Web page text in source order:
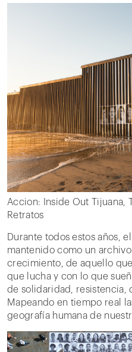
Accion: Inside Out Tijuana,
Retratos
Durante todos estos años,
mantenido como un
crecimiento, de aquello
que lucha y con lo que
de solidaridad, resistencia,
Mapeando en tiempo real
geografía humana de